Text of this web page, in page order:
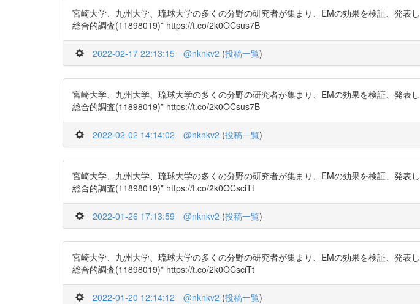
宮崎大学、九州大学、琉球大学の多くの分野の研究者が集まり、EMの効果を検証、発
総合的調査(11898019)” https://t.co/2k0OCsus7B
2022-02-17 22:13:15 @nknkv2 (投稿一覧)
宮崎大学、九州大学、琉球大学の多くの分野の研究者が集まり、EMの効果を検証、発
総合的調査(11898019)” https://t.co/2k0OCsus7B
2022-02-02 14:14:02 @nknkv2 (投稿一覧)
宮崎大学、九州大学、琉球大学の多くの分野の研究者が集まり、EMの効果を検証、発
総合的調査(11898019)” https://t.co/2k0OCsciTt
2022-01-26 17:13:59 @nknkv2 (投稿一覧)
宮崎大学、九州大学、琉球大学の多くの分野の研究者が集まり、EMの効果を検証、発
総合的調査(11898019)” https://t.co/2k0OCsciTt
2022-01-20 12:14:12 @nknkv2 (投稿一覧)